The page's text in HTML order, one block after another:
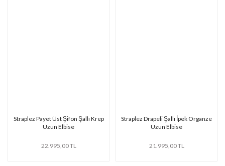
Straplez Payet Üst Şifon Şallı Krep
Uzun Elbise
22.995,00 TL
Straplez Drapeli Şallı İpek Organze
Uzun Elbise
21.995,00 TL